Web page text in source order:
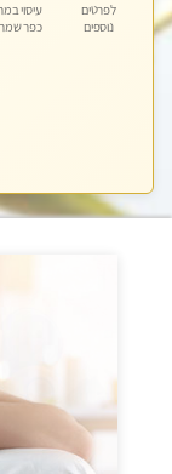
לפרטים
נוספים
עיסוי
כפר